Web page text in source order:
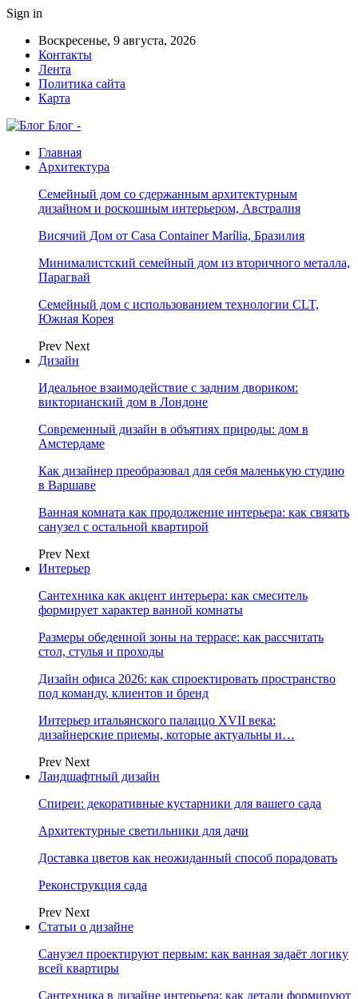
Sign in
Воскресенье, 9 августа, 2026
Контакты
Лента
Политика сайта
Карта
Блог -
Главная
Архитектура
Семейный дом со сдержанным архитектурным
дизайном и роскошным интерьером, Австралия
Висячий Дом от Casa Container Marília, Бразилия
Минималистский семейный дом из вторичного металла,
Парагвай
Семейный дом с использованием технологии CLT,
Южная Корея
Prev Next
Дизайн
Идеальное взаимодействие с задним двориком:
викторианский дом в Лондоне
Современный дизайн в объятиях природы: дом в
Амстердаме
Как дизайнер преобразовал для себя маленькую студию
в Варшаве
Ванная комната как продолжение интерьера: как связать
санузел с остальной квартирой
Prev Next
Интерьер
Сантехника как акцент интерьера: как смеситель
формирует характер ванной комнаты
Размеры обеденной зоны на террасе: как рассчитать
стол, стулья и проходы
Дизайн офиса 2026: как спроектировать пространство
под команду, клиентов и бренд
Интерьер итальянского палаццо XVII века:
дизайнерские приемы, которые актуальны и…
Prev Next
Ландшафтный дизайн
Спиреи: декоративные кустарники для вашего сада
Архитектурные светильники для дачи
Доставка цветов как неожиданный способ порадовать
Реконструкция сада
Prev Next
Статьи о дизайне
Санузел проектируют первым: как ванная задаёт логику
всей квартиры
Сантехника в дизайне интерьера: как детали формируют